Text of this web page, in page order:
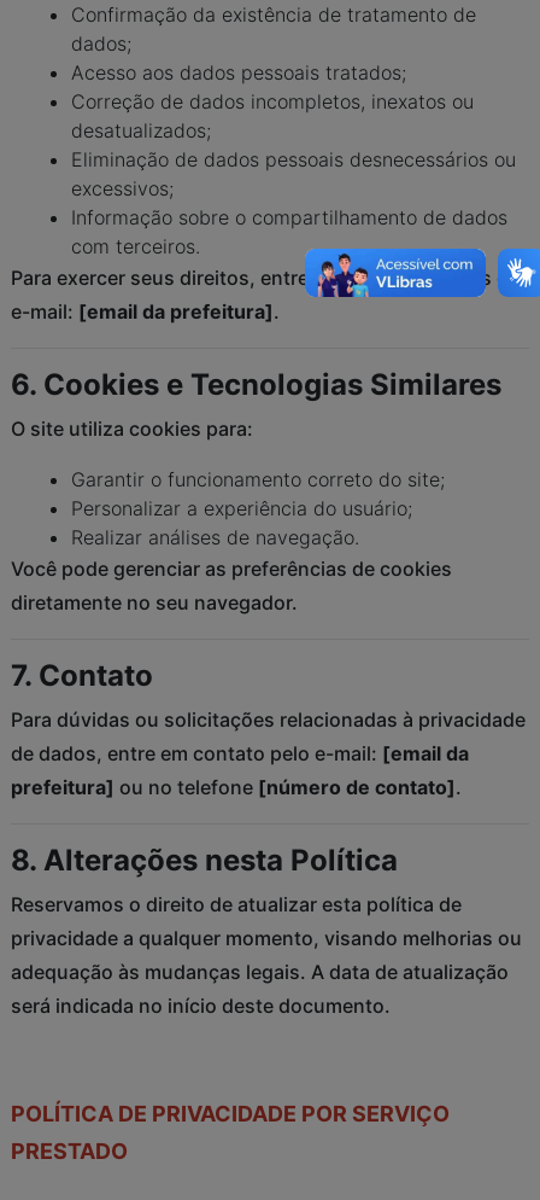
Confirmação da existência de tratamento de
dados;
Acesso aos dados pessoais tratados;
Correção de dados incompletos, inexatos ou
desatualizados;
Eliminação de dados pessoais desnecessários ou
excessivos;
Informação sobre o compartilhamento de dados
com terceiros.
Para exercer seus direitos, entre em contato através do
e-mail: [email da prefeitura].
6. Cookies e Tecnologias Similares
O site utiliza cookies para:
Garantir o funcionamento correto do site;
Personalizar a experiência do usuário;
Realizar análises de navegação.
Você pode gerenciar as preferências de cookies
diretamente no seu navegador.
7. Contato
Para dúvidas ou solicitações relacionadas à privacidade
de dados, entre em contato pelo e-mail: [email da
prefeitura] ou no telefone [número de contato].
8. Alterações nesta Política
Reservamos o direito de atualizar esta política de
privacidade a qualquer momento, visando melhorias ou
adequação às mudanças legais. A data de atualização
será indicada no início deste documento.
POLÍTICA DE PRIVACIDADE POR SERVIÇO
PRESTADO